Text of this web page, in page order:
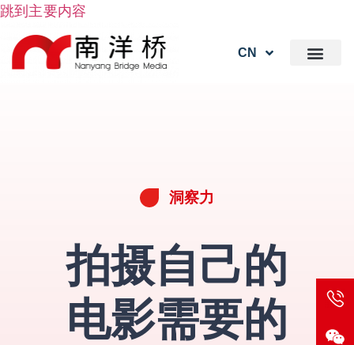
跳到主要内容
CN
洞察力
拍摄自己的
电影需要的